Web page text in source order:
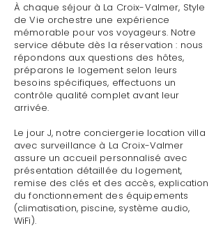
À chaque séjour à La Croix-Valmer, Style
de Vie orchestre une expérience
mémorable pour vos voyageurs. Notre
service débute dès la réservation : nous
répondons aux questions des hôtes,
préparons le logement selon leurs
besoins spécifiques, effectuons un
contrôle qualité complet avant leur
arrivée.
Le jour J, notre conciergerie location villa
avec surveillance à La Croix-Valmer
assure un accueil personnalisé avec
présentation détaillée du logement,
remise des clés et des accès, explication
du fonctionnement des équipements
(climatisation, piscine, système audio,
WiFi).